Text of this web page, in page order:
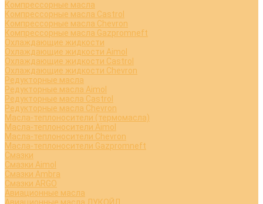
Компрессорные масла
Компрессорные масла Castrol
Компрессорные масла Chevron
Компрессорные масла Gazpromneft
Охлаждающие жидкости
Охлаждающие жидкости Aimol
Охлаждающие жидкости Castrol
Охлаждающие жидкости Chevron
Редукторные масла
Редукторные масла Aimol
Редукторные масла Castrol
Редукторные масла Chevron
Масла-теплоносители (термомасла)
Масла-теплоносители Aimol
Масла-теплоносители Chevron
Масла-теплоносители Gazpromneft
Смазки
Смазки Aimol
Смазки Ambra
Смазки ARGO
Авиационные масла